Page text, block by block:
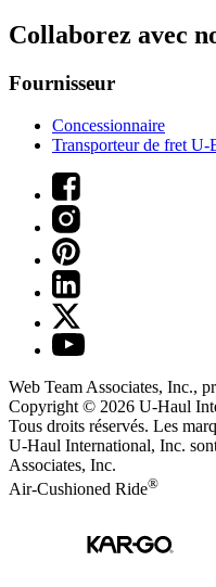
Collaborez avec
Fournisseur
Concessionnaire
Transporteur de fret
Web Team Associates, Inc.,
Copyright © 2026 U-Haul
Tous droits réservés. Les
U-Haul International, Inc.
Associates, Inc.
Air-Cushioned Ride®